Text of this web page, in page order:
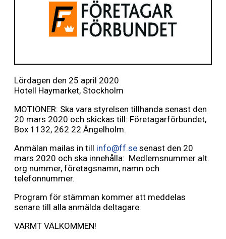
Lördagen den 25 april 2020
Hotell Haymarket, Stockholm
MOTIONER: Ska vara styrelsen tillhanda senast den
20 mars 2020 och skickas till: Företagarförbundet,
Box 1132, 262 22 Ängelholm.
Anmälan mailas in till info@ff.se senast den 20
mars 2020 och ska innehålla: Medlemsnummer alt.
org nummer, företagsnamn, namn och
telefonnummer.
Program för stämman kommer att meddelas
senare till alla anmälda deltagare.
VARMT VÄLKOMMEN!